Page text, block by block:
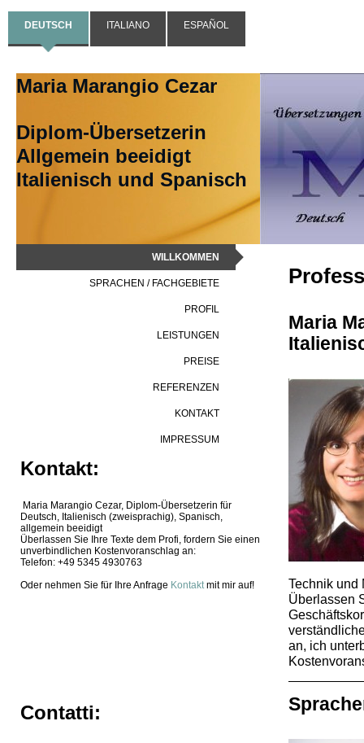
DEUTSCH ITALIANO ESPAÑOL
Maria Marangio Cezar
Diplom-Übersetzerin
Allgemein beeidigt
Italienisch und Spanisch
Maria
Technik
Überlassen
an, ich
WILLKOMMEN
SPRACHEN / FACHGEBIETE
PROFIL
LEISTUNGEN
PREISE
REFERENZEN
KONTAKT
IMPRESSUM
Kontakt:
Maria Marangio Cezar, Diplom-Übersetzerin für
Deutsch, Italienisch (zweisprachig), Spanisch,
allgemein beeidigt
Überlassen Sie Ihre Texte dem Profi, fordern Sie einen
unverbindlichen Kostenvoranschlag an:
Telefon: +49 5345 4930763
Oder nehmen Sie für Ihre Anfrage Kontaktmit mir auf!
Contatti: